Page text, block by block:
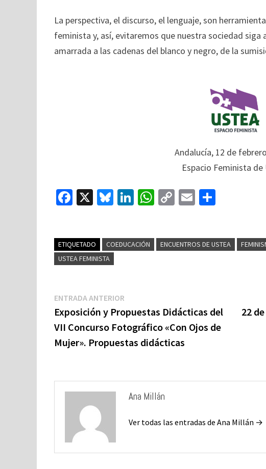
La perspectiva, el discurso, el lenguaje, son
feminista y, así, evitaremos que nuestra sociedad siga
amarrada a las cadenas del blanco y negro, de la
Andalucía, 12 de
Espacio Feminista de
Fa
o
o
X
Bl
ky
Li
dI
W
sA
C
y
E
l
p
ETIQUETADO COEDUCACIÓN ENCUENTROS DE USTEA
USTEA FEMINISTA
Navegación
de
entradas
ENTRADA ANTERIOR
anterior:
Exposición y Propuestas Didácticas del
VII Concurso Fotográfico «Con Ojos de
Mujer». Propuestas didácticas
22
Ana Millán
Ver todas las entradas de Ana Millán →